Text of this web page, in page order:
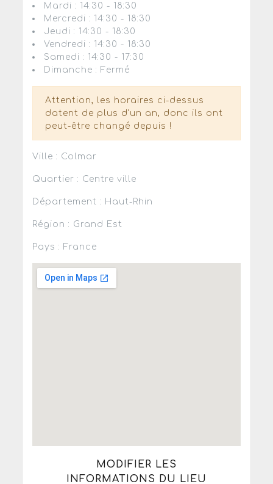
Mardi : 14:30 - 18:30
Mercredi : 14:30 - 18:30
Jeudi : 14:30 - 18:30
Vendredi : 14:30 - 18:30
Samedi : 14:30 - 17:30
Dimanche : Fermé
Attention, les horaires ci-dessus
datent de plus d'un an, donc ils ont
peut-être changé depuis !
Ville : Colmar
Quartier : Centre ville
Département : Haut-Rhin
Région : Grand Est
Pays : France
MODIFIER LES
INFORMATIONS DU LIEU